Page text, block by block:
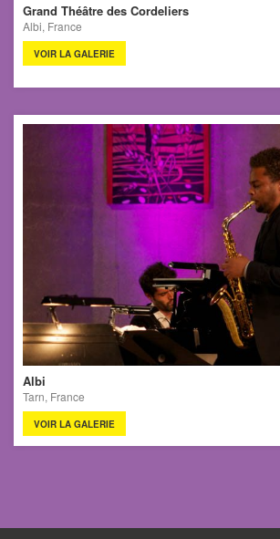
Grand Théâtre des Cordeliers
Albi, France
VOIR LA GALERIE
Albi
Tarn, France
VOIR LA GALERIE